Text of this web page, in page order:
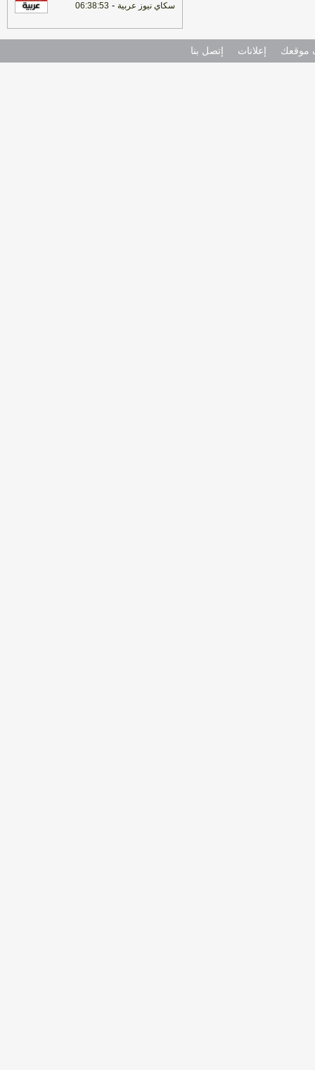
سكاي نيوز عربية -
06:38:53
موقعك إعلانات إتصل بنا